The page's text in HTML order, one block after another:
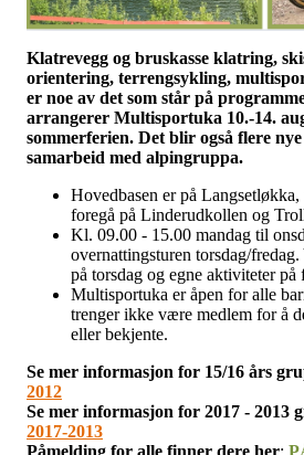
Klatrevegg og bruskasse klatring,
orientering, terrengsykling,
er noe av det som står på
arrangerer Multisportuka 10.-14.
sommerferien. Det blir også flere
samarbeid med alpingruppa.
Hovedbasen er på
foregå på Linderudkollen og
Kl. 09.00 - 15.00 mandag til
overnattingsturen torsdag/
på torsdag og egne aktiviteter på
Multisportuka er åpen for alle
trenger ikke være medlem for å
eller bekjente.
Se mer informasjon for 15/16 års
2012
Se mer informasjon for 2017 - 2013
2017-2013